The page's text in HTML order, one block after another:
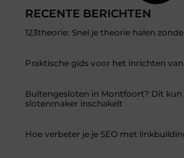
RECENTE BERICHTEN
123theorie: Snel je theorie halen
Praktische gids voor het inrichten
Buitengesloten in Montfoort? Dit kun
slotenmaker inschakelt
Hoe verbeter je je SEO met